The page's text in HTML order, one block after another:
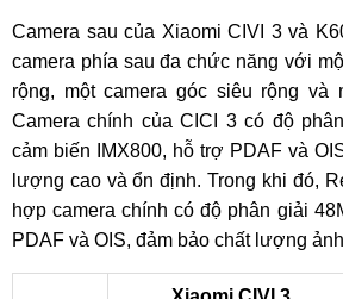
Camera sau của Xiaomi CIVI 3 và
camera phía sau đa chức năng với
rộng, một camera góc siêu rộng và
Camera chính của CICI 3 có độ
cảm biến IMX800, hỗ trợ PDAF và
lượng cao và ổn định. Trong khi đó,
hợp camera chính có độ phân giải
PDAF và OIS, đảm bảo chất lượng